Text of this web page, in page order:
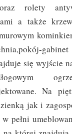
rolety
a także
się wyjście
Na
jak i
pełni